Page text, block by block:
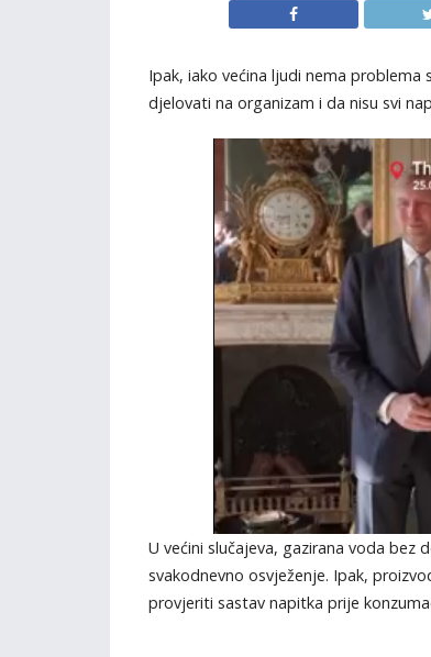
Ipak, iako većina ljudi nema
djelovati na organizam i da nisu svi
U većini slučajeva, gazirana voda
svakodnevno osvježenje. Ipak,
provjeriti sastav napitka prije